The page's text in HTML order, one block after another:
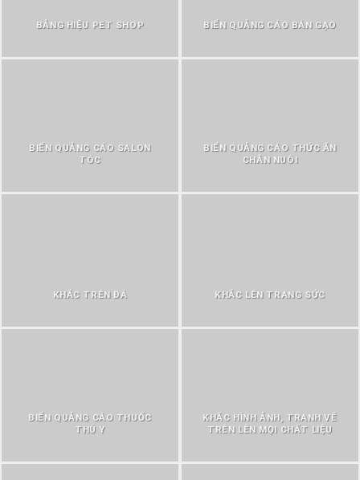
BẢNG HIỆU PET SHOP BIỂN QUẢNG CÁO BÁN GẠO
BIỂN QUẢNG CÁO SALON
TÓC
BIỂN QUẢNG CÁO THỨC ĂN
CHĂN NUÔI
KHẮC TRÊN ĐÁ KHẮC LÊN TRANG SỨC
BIỂN QUẢNG CÁO THUỐC
THÚ Y
KHẮC HÌNH ẢNH, TRANH VẼ
TRÊN LÊN MỌI CHẤT LIỆU